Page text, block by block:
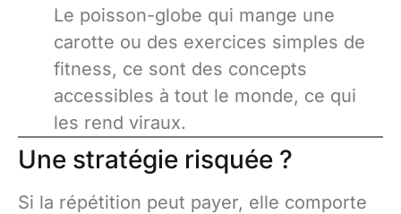
Le poisson-globe qui mange une
carotte ou des exercices simples de
fitness, ce sont des concepts
accessibles à tout le monde, ce qui
les rend viraux.
Une stratégie risquée ?
Si la répétition peut payer, elle comporte